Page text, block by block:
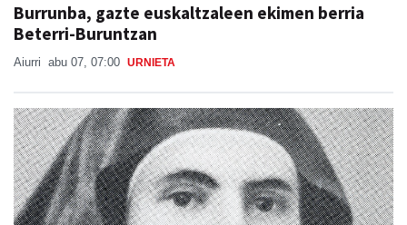
Burrunba, gazte euskaltzaleen ekimen berria
Beterri-Buruntzan
Aiurri abu 07, 07:00 URNIETA